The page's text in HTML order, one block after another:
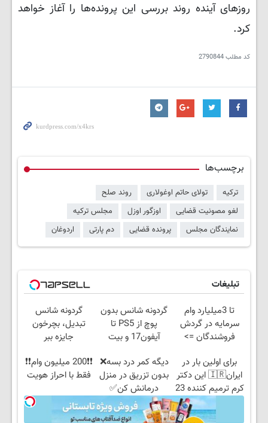
روزهای آینده روند بررسی این پرونده‌ها را آغاز خواهد
کرد.
کد مطلب2790844
برچسب‌ها
ترکیه تولای حاتم اوغولاری
روند صلح
لغو مصونیت قضایی
اوزگور اوزل
مجلس ترکیه
نمایندگان مجلس
پرونده قضایی دم پارتی اردوغان
تبلیغات
تا 3میلیارد وام
سرمایه در گردش
فروشندگان =>
کن
گردونه شانس بدون
پوچ از PS5 تا
آیفون17 و بیت
گردونه شانس
تبدیل، بچرخون
جایزه ببر
برای اولین بار در
ایران🇮🇷 این دکتر
کرم ترمیم کننده 23
روزه ساخت!
دیگه کمر درد بسه❌
بدون تزریق در منزل
درمانش کن✅
◀پرسش‌نامه پر
کن▶
❗❗200 میلیون وام❗❗
فقط با احراز هویت